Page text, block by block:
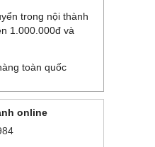
trong nội thành
1.000.000đ và
toàn quốc
online